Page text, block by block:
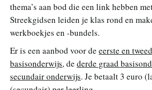
thema’s aan bod die een link hebben
Streekgidsen leiden je klas rond en
werkboekjes en -bundels.
Er is een aanbod voor de eerste en
basisonderwijs, de derde graad
secundair onderwijs. Je betaalt 3 euro